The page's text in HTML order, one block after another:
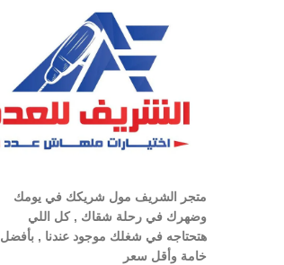
متجر الشريف مول شريكك في يومك
وضهرك في رحلة شقاك , كل اللي
هتحتاجه في شغلك موجود عندنا , بأفضل
خامة وأقل سعر